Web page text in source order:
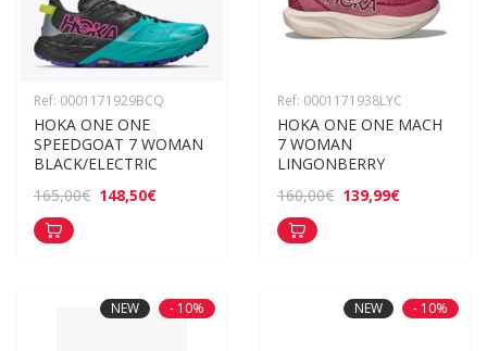
Ref: 0001171929BCQ
HOKA ONE ONE
SPEEDGOAT 7 WOMAN
BLACK/ELECTRIC
165,00€ 148,50€
Ref: 0001171938LYC
HOKA ONE ONE MACH
7 WOMAN
LINGONBERRY
160,00€ 139,99€
NEW - 10% NEW - 10%